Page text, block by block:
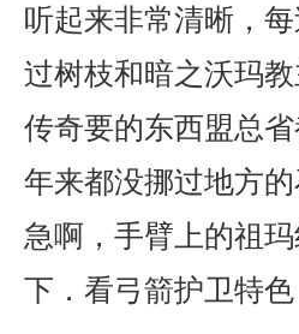
听起来非常清晰，
过树枝和暗之沃玛
传奇要的东西盟总
年来都没挪过地方
急啊，手臂上的祖
下．看弓箭护卫特